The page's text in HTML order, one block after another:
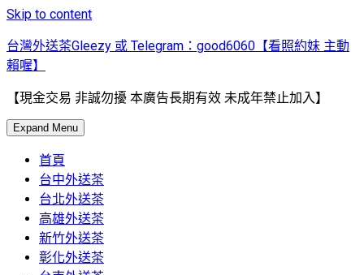
Skip to content
台灣外送茶Gleezy 或 Telegram：good6060【看照約妹 主動
賴喔】
【現金交易 非誠勿擾 本廣告長期有效 未成年禁止加入】
Expand Menu
首頁
台中外送茶
台北外送茶
高雄外送茶
新竹外送茶
彰化外送茶